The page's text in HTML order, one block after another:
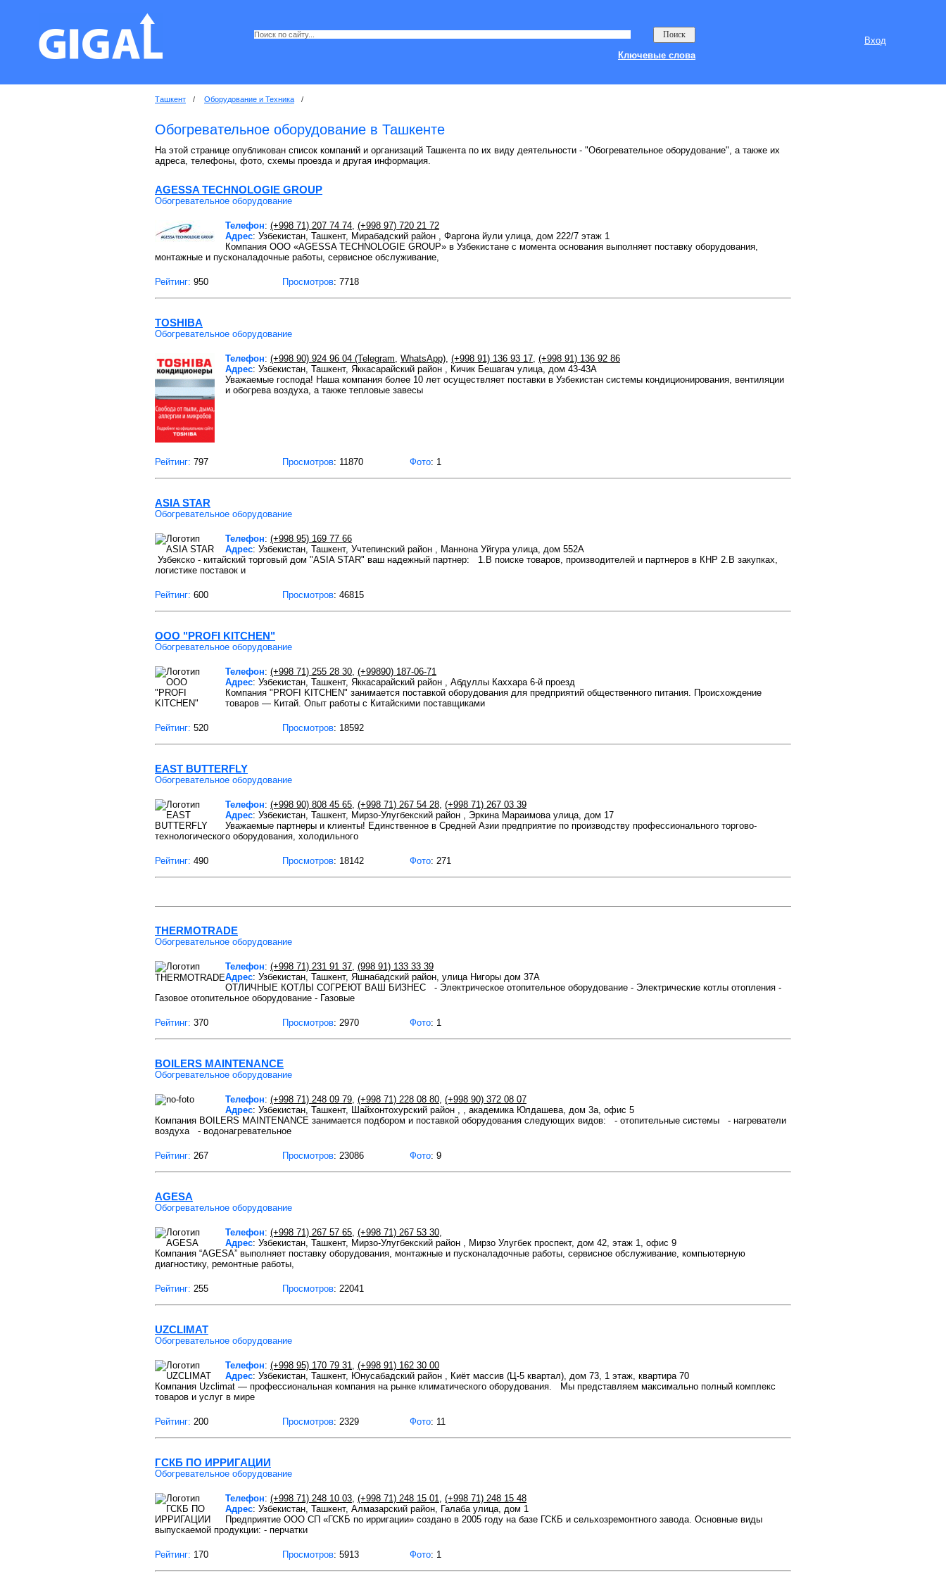
Вход
Ключевые слова
Ташкент / Оборудование и Техника /
Обогревательное оборудование в Ташкенте
На этой странице опубликован список компаний и организаций Ташкента по их виду деятельности - "Обогревательное оборудование", а также их
адреса, телефоны, фото, схемы проезда и другая информация.
AGESSA TECHNOLOGIE GROUP
Обогревательное оборудование
Телефон: (+998 71) 207 74 74, (+998 97) 720 21 72
Адрес: Узбекистан, Ташкент, Мирабадский район , Фаргона йули улица, дом 222/7 этаж 1
Компания ООО «AGESSA TECHNOLOGIE GROUP» в Узбекистане с момента основания выполняет поставку оборудования,
монтажные и пусконаладочные работы, сервисное обслуживание,
Рейтинг: 950 Просмотров: 7718
TOSHIBA
Обогревательное оборудование
Телефон: (+998 90) 924 96 04 (Telegram, WhatsApp), (+998 91) 136 93 17, (+998 91) 136 92 86
Адрес: Узбекистан, Ташкент, Яккасарайский район , Кичик Бешагач улица, дом 43-43A
Уважаемые господа! Наша компания более 10 лет осуществляет поставки в Узбекистан системы кондиционирования, вентиляции
и обогрева воздуха, а также тепловые завесы
Рейтинг: 797 Просмотров: 11870 Фото: 1
ASIA STAR
Обогревательное оборудование
Телефон: (+998 95) 169 77 66
Адрес: Узбекистан, Ташкент, Учтепинский район , Маннона Уйгура улица, дом 552А
Узбекско - китайский торговый дом "ASIA STAR" ваш надежный партнер: 1.В поиске товаров, производителей и партнеров в КНР 2.В закупках,
логистике поставок и
Рейтинг: 600 Просмотров: 46815
ООО "PROFI KITCHEN"
Обогревательное оборудование
Телефон: (+998 71) 255 28 30, (+99890) 187-06-71
Адрес: Узбекистан, Ташкент, Яккасарайский район , Абдуллы Каххара 6-й проезд
Компания "PROFI KITCHEN" занимается поставкой оборудования для предприятий общественного питания. Происхождение
товаров — Китай. Опыт работы с Китайскими поставщиками
Рейтинг: 520 Просмотров: 18592
EAST BUTTERFLY
Обогревательное оборудование
Телефон: (+998 90) 808 45 65, (+998 71) 267 54 28, (+998 71) 267 03 39
Адрес: Узбекистан, Ташкент, Мирзо-Улугбекский район , Эркина Мараимова улица, дом 17
Уважаемые партнеры и клиенты! Единственное в Средней Азии предприятие по производству профессионального торгово-
технологического оборудования, холодильного
Рейтинг: 490 Просмотров: 18142 Фото: 271
THERMOTRADE
Обогревательное оборудование
Телефон: (+998 71) 231 91 37, (998 91) 133 33 39
Адрес: Узбекистан, Ташкент, Яшнабадский район, улица Нигоры дом 37А
ОТЛИЧНЫЕ КОТЛЫ СОГРЕЮТ ВАШ БИЗНЕС - Электрическое отопительное оборудование - Электрические котлы отопления -
Газовое отопительное оборудование - Газовые
Рейтинг: 370 Просмотров: 2970 Фото: 1
BOILERS MAINTENANCE
Обогревательное оборудование
Телефон: (+998 71) 248 09 79, (+998 71) 228 08 80, (+998 90) 372 08 07
Адрес: Узбекистан, Ташкент, Шайхонтохурский район , , академика Юлдашева, дом 3а, офис 5
Компания BOILERS MAINTENANCE занимается подбором и поставкой оборудования следующих видов: - отопительные системы - нагреватели
воздуха - водонагревательное
Рейтинг: 267 Просмотров: 23086 Фото: 9
AGESA
Обогревательное оборудование
Телефон: (+998 71) 267 57 65, (+998 71) 267 53 30,
Адрес: Узбекистан, Ташкент, Мирзо-Улугбекский район , Мирзо Улугбек проспект, дом 42, этаж 1, офис 9
Компания “AGESA” выполняет поставку оборудования, монтажные и пусконаладочные работы, сервисное обслуживание, компьютерную
диагностику, ремонтные работы,
Рейтинг: 255 Просмотров: 22041
UZCLIMAT
Обогревательное оборудование
Телефон: (+998 95) 170 79 31, (+998 91) 162 30 00
Адрес: Узбекистан, Ташкент, Юнусабадский район , Киёт массив (Ц-5 квартал), дом 73, 1 этаж, квартира 70
Компания Uzclimat — профессиональная компания на рынке климатического оборудования. Мы представляем максимально полный комплекс
товаров и услуг в мире
Рейтинг: 200 Просмотров: 2329 Фото: 11
ГСКБ ПО ИРРИГАЦИИ
Обогревательное оборудование
Телефон: (+998 71) 248 10 03, (+998 71) 248 15 01, (+998 71) 248 15 48
Адрес: Узбекистан, Ташкент, Алмазарский район, Галаба улица, дом 1
Предприятие ООО СП «ГСКБ по ирригации» создано в 2005 году на базе ГСКБ и сельхозремонтного завода. Основные виды
выпускаемой продукции: - перчатки
Рейтинг: 170 Просмотров: 5913 Фото: 1